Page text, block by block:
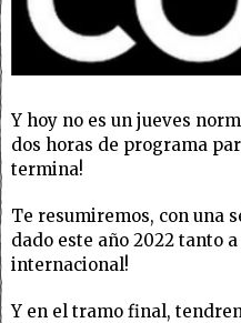
Y hoy no es un jueves
dos horas de programa
termina!
Te resumiremos, con una
dado este año 2022 tanto
internacional!
Y en el tramo final,